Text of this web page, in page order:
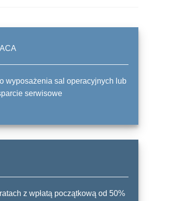
wyposażenia sal operacyjnych lub
serwisowe
z wpłatą początkową od 50%